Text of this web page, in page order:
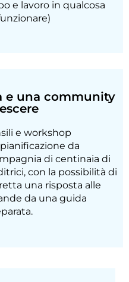
e lavoro in qualcosa
e una community
e workshop
da
di centinaia di
con la possibilità di
una risposta alle
da una guida